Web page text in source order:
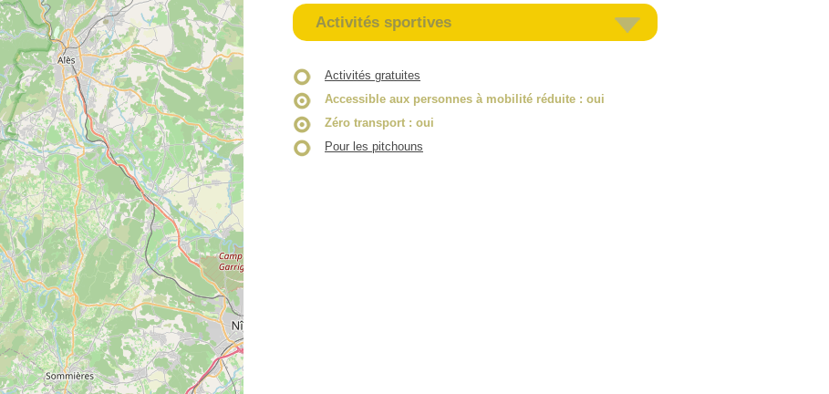
Activités sportives
Activités gratuites
Accessible aux personnes à mobilité réduite : oui
Zéro transport : oui
Pour les pitchouns